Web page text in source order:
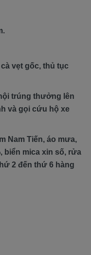
vẹt gốc, thủ tục
trúng thưởng lên
và gọi cứu hộ xe
Nam Tiến, áo mưa,
biển mica xin số, rửa
2 đến thứ 6 hàng